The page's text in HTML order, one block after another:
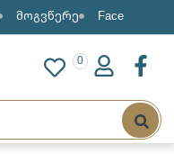
მოგვწერე Face
0